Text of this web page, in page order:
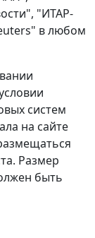
"ИТАР-
в любом
систем
на сайте
Размер
быть